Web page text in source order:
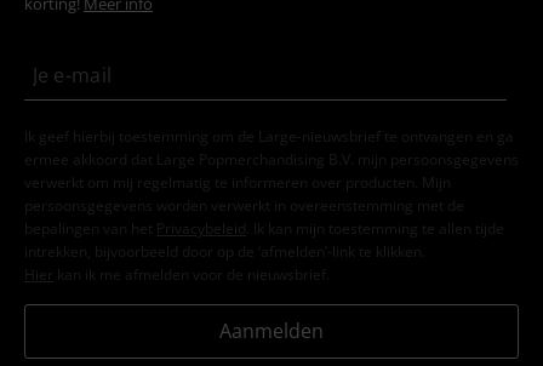
Ik geef hierbij toestemming om de Large-nieuwsbrief te ontvangen en ga
ermee akkoord dat Large Popmerchandising B.V. mijn persoonsgegevens
verwerkt om mij regelmatig te informeren over producten. Mijn
persoonsgegevens worden verwerkt in overeenstemming met de
bepalingen van het
Privacybeleid . Ik kan mijn toestemming te allen tijde
intrekken, bijvoorbeeld door op de ‘afmelden’-link te klikken.
Hier kan ik me afmelden voor de nieuwsbrief.
Aanmelden